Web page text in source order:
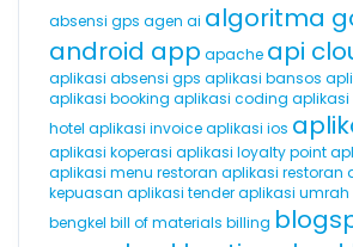
absensi gps agen ai algoritma
android app apache api
aplikasi absensi gps aplikasi bansos
aplikasi booking aplikasi coding aplikasi
hotel aplikasi invoiceaplikasi ios
aplikasi koperasi aplikasi loyalty point
aplikasi menu restoran aplikasi restoran
kepuasan aplikasi tenderaplikasi umrah
bengkel bill of materials billing